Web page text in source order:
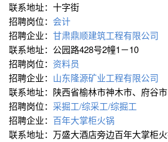
联系地址：十字街
招聘岗位： 会计
招聘企业： 甘肃鼎顺建筑工程有限公司
联系地址：公园路428号2幢1－10
招聘岗位： 资料员
招聘企业： 山东隆源矿业工程有限公司
联系地址：陕西省榆林市神木市、府谷市
招聘岗位： 采掘工/综采工/综掘工
招聘企业： 百年大掌柜火锅
联系地址：万盛大酒店旁边百年大掌柜